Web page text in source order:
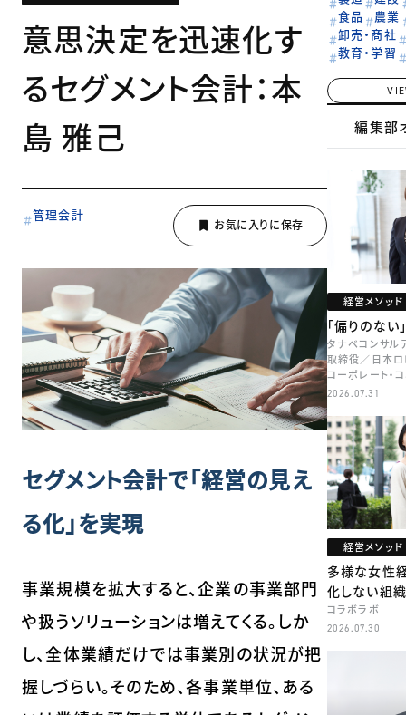
意思決定を迅速化す
るセグメント会計：本
島 雅己
管理会計
セグメント会計で「経営の見え
る化」を実現
事業規模を拡大すると、企業の事業部門
や扱うソリューションは増えてくる。しか
し、全体業績だけでは事業別の状況が把
握しづらい。そのため、各事業単位、ある
食品
農業
卸売・商社
教育・学習
編集部
経営メソッド
「偏りのな
タナベコンサル
取締役／日本
コーポレート・
本部長／キャリ
牧
2026.07.31
経営メソッド
多様な女性
化しない組織
コラボラボ
2026.07.30